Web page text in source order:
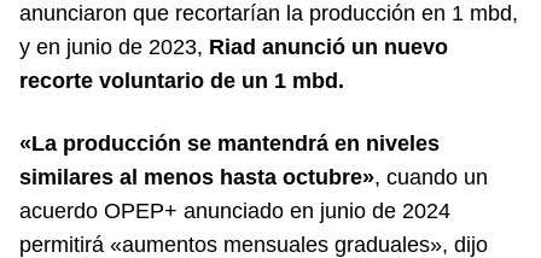
anunciaron que recortarían la producción en 1 mbd,
y en junio de 2023, Riad anunció un nuevo
recorte voluntario de un 1 mbd.
«La producción se mantendrá en niveles
similares al menos hasta octubre», cuando un
acuerdo OPEP+ anunciado en junio de 2024
permitirá «aumentos mensuales graduales», dijo